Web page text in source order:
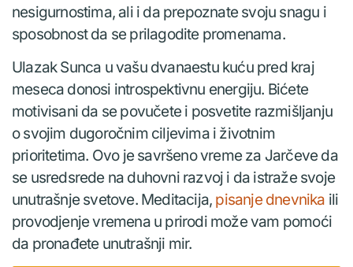
nesigurnostima, ali i da prepoznate svoju snagu i
sposobnost da se prilagodite promenama.
Ulazak Sunca u vašu dvanaestu kuću pred kraj
meseca donosi introspektivnu energiju. Bićete
motivisani da se povučete i posvetite razmišljanju
o svojim dugoročnim ciljevima i životnim
prioritetima. Ovo je savršeno vreme za Jarčeve da
se usredsrede na duhovni razvoj i da istraže svoje
unutrašnje svetove. Meditacija, pisanje dnevnika ili
provodjenje vremena u prirodi može vam pomoći
da pronađete unutrašnji mir.